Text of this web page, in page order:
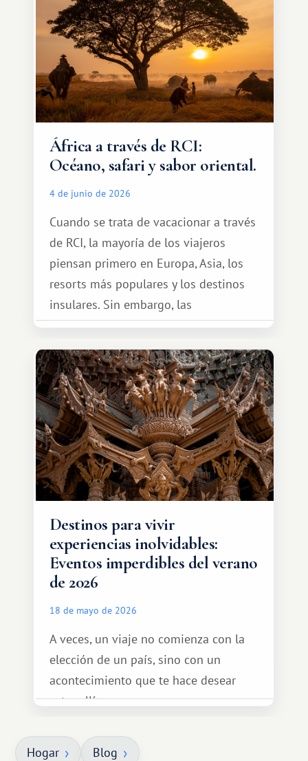
cálido y memorable.
África a través de RCI:
Océano, safari y sabor oriental.
4 de junio de 2026
Cuando se trata de vacacionar a través
de RCI, la mayoría de los viajeros
piensan primero en Europa, Asia, los
resorts más populares y los destinos
insulares. Sin embargo, las
oportunidades que ofrece el sistema
de intercambio son mucho más
amplias. Entre ellas se encuentra
África, un continente que ofrece una
experiencia de viaje completamente
diferente.
Destinos para vivir
experiencias inolvidables:
Eventos imperdibles del verano
de 2026
18 de mayo de 2026
A veces, un viaje no comienza con la
elección de un país, sino con un
acontecimiento que te hace desear
estar allí...
Hogar Blog